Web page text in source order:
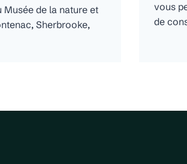
de la nature et
Sherbrooke,
vous
de